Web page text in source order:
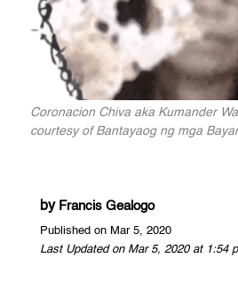
Coronacion Chiva aka Kumander
courtesy of Bantayaog ng mga
by Francis Gealogo
Published on Mar 5, 2020
Last Updated on Mar 5, 2020 at 1:54